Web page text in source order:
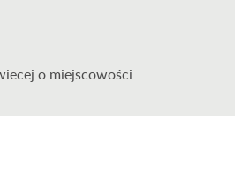
o miejscowości